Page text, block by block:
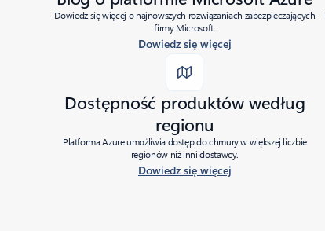
Dowiedz się więcej o najnowszych rozwiązaniach zabezpieczających
firmy Microsoft.
Dowiedz się więcej
Dostępność produktów według
regionu
Platforma Azure umożliwia dostęp do chmury w większej liczbie
regionów niż inni dostawcy.
Dowiedz się więcej